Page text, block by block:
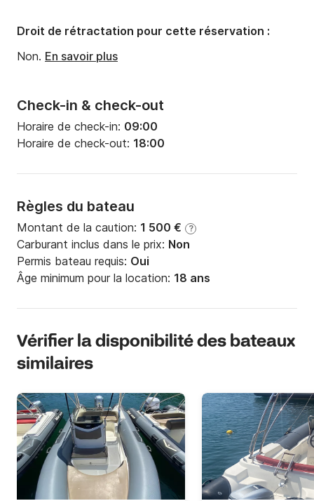
Check-in & check-out
Horaire de check-in: 09:00
Horaire de check-out: 18:00
Règles du bateau
Montant de la caution: 1 500 € ?
Carburant inclus dans le prix: Non
Permis bateau requis: Oui
Âge minimum pour la location: 18 ans
Droit de rétractation pour cette réservation :
Non. En savoir plus
Vérifier la disponibilité des bateaux
similaires